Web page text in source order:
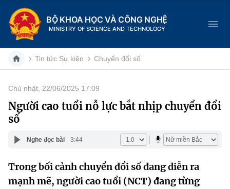
BỘ KHOA HỌC VÀ CÔNG NGHỆ
MINISTRY OF SCIENCE AND TECHNOLOGY
Danh mục
Trang chủ
Giới thiệu
Chức năng nhiệm vụ
Tin tức sự kiện
Tin tức Sự kiện Chuyển đổi số
Chủ nhật, 22/06/2025 17:09
Người cao tuổi nỗ lực bắt nhịp chuyển đổi
số
Nghe đọc bài 3:44
Trong bối cảnh chuyển đổi số đang diễn ra
mạnh mẽ, người cao tuổi (NCT) đang từng